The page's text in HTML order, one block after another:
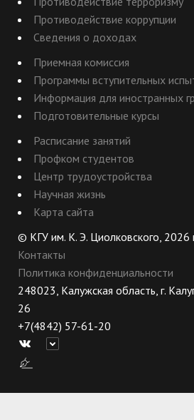
Противодействие коррупции
Сведения о доходах
Приемная комиссия
Программы вступительных
Информация для иностранных
Подготовительные курсы
Расписание занятий
Профком студентов
Центр трудоустройства
Научная жизнь
Карта сайта
© КГУ им. К. Э. Циолковского, 2026
Контакты
Политика конфиденциальности
248023, Калужская область, г.
26
+7(4842) 57-61-20